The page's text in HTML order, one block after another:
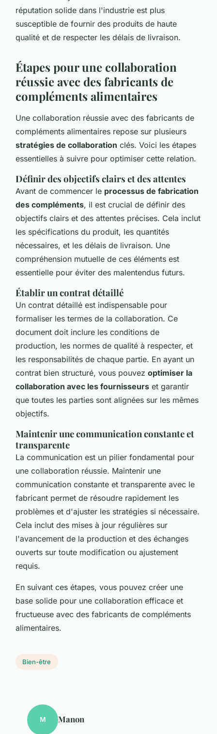
réputation solide dans l'industrie est plus
susceptible de fournir des produits de haute
qualité et de respecter les délais de livraison.
Étapes pour une collaboration
réussie avec des fabricants de
compléments alimentaires
Une collaboration réussie avec des fabricants de
compléments alimentaires repose sur plusieurs
stratégies de collaboration clés. Voici les étapes
essentielles à suivre pour optimiser cette relation.
Définir des objectifs clairs et des attentes
Avant de commencer le processus de fabrication
des compléments, il est crucial de définir des
objectifs clairs et des attentes précises. Cela inclut
les spécifications du produit, les quantités
nécessaires, et les délais de livraison. Une
compréhension mutuelle de ces éléments est
essentielle pour éviter des malentendus futurs.
Établir un contrat détaillé
Un contrat détaillé est indispensable pour
formaliser les termes de la collaboration. Ce
document doit inclure les conditions de
production, les normes de qualité à respecter, et
les responsabilités de chaque partie. En ayant un
contrat bien structuré, vous pouvez optimiser la
collaboration avec les fournisseurs et garantir
que toutes les parties sont alignées sur les mêmes
objectifs.
Maintenir une communication constante et
transparente
La communication est un pilier fondamental pour
une collaboration réussie. Maintenir une
communication constante et transparente avec le
fabricant permet de résoudre rapidement les
problèmes et d'ajuster les stratégies si nécessaire.
Cela inclut des mises à jour régulières sur
l'avancement de la production et des échanges
ouverts sur toute modification ou ajustement
requis.
En suivant ces étapes, vous pouvez créer une
base solide pour une collaboration efficace et
fructueuse avec des fabricants de compléments
alimentaires.
Bien-être
M Manon